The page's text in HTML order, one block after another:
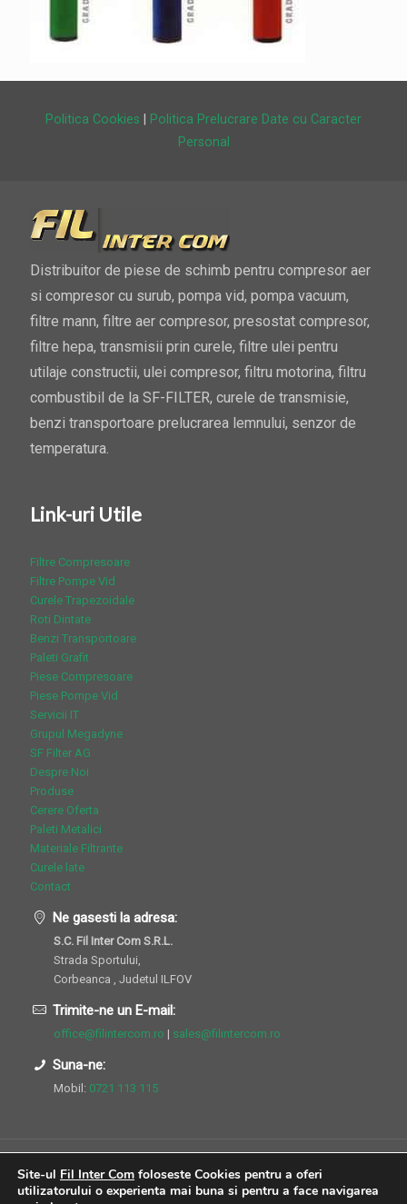
Politica Cookies
Politica Prelucrare Date cu Caracter
Personal
Distribuitor de piese de schimb pentru compresor aer
si compresor cu surub, pompa vid, pompa vacuum,
filtre mann, filtre aer compresor, presostat compresor,
filtre hepa, transmisii prin curele, filtre ulei pentru
utilaje constructii, ulei compresor, filtru motorina, filtru
combustibil de la SF-FILTER, curele de transmisie,
benzi transportoare prelucrarea lemnului, senzor de
temperatura.
Link-uri Utile
Filtre Compresoare
Filtre Pompe Vid
Curele Trapezoidale
Roti Dintate
Benzi Transportoare
Paleti Grafit
Piese Compresoare
Piese Pompe Vid
Servicii IT
Grupul Megadyne
SF Filter AG
Despre Noi
Produse
Cerere Oferta
Paleti Metalici
Materiale Filtrante
Curele late
Contact
Ne gasesti la adresa:
S.C. Fil Inter Com S.R.L.
Strada Sportului,
Corbeanca , Judetul ILFOV
Trimite-ne un E-mail:
office@filintercom.ro | sales@filintercom.ro
Suna-ne:
Mobil: 0721 113 115
Site-ul Fil Inter Com foloseste Cookies pentru a oferi
utilizatorului o experienta mai buna si pentru a face navigarea